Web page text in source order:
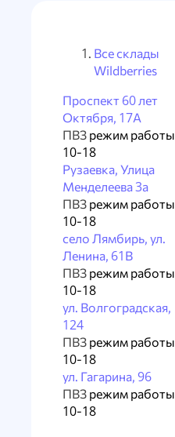
Все склады
Wildberries
Проспект 60 лет
Октября, 17А
ПВЗ режим работы
10-18
Рузаевка, Улица
Менделеева 3а
ПВЗ режим работы
10-18
село Лямбирь, ул.
Ленина, 61В
ПВЗ режим работы
10-18
ул. Волгоградская,
124
ПВЗ режим работы
10-18
ул. Гагарина, 96
ПВЗ режим работы
10-18